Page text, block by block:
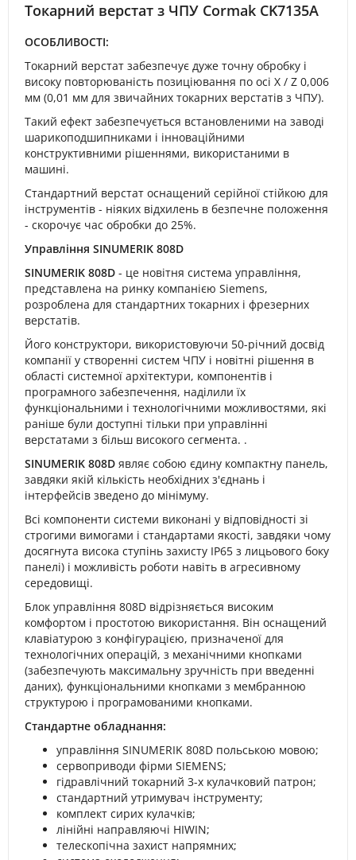
Токарний верстат з ЧПУ Cormak CK7135A
ОСОБЛИВОСТІ:
Токарний верстат забезпечує дуже точну обробку і
високу повторюваність позиціювання по осі X / Z 0,006
мм (0,01 мм для звичайних токарних верстатів з ЧПУ).
Такий ефект забезпечується встановленими на заводі
шарикоподшипниками і інноваційними
конструктивними рішеннями, використаними в
машині.
Стандартний верстат оснащений серійної стійкою для
інструментів - ніяких відхилень в безпечне положення
- скорочує час обробки до 25%.
Управління SINUMERIK 808D
SINUMERIK 808D - це новітня система управління,
представлена на ринку компанією Siemens,
розроблена для стандартних токарних і фрезерних
верстатів.
Його конструктори, використовуючи 50-річний досвід
компанії у створенні систем ЧПУ і новітні рішення в
області системної архітектури, компонентів і
програмного забезпечення, наділили їх
функціональними і технологічними можливостями, які
раніше були доступні тільки при управлінні
верстатами з більш високого сегмента. .
SINUMERIK 808D являє собою єдину компактну панель,
завдяки якій кількість необхідних з'єднань і
інтерфейсів зведено до мінімуму.
Всі компоненти системи виконані у відповідності зі
строгими вимогами і стандартами якості, завдяки чому
досягнута висока ступінь захисту IP65 з лицьового боку
панелі) і можливість роботи навіть в агресивному
середовищі.
Блок управління 808D відрізняється високим
комфортом і простотою використання. Він оснащений
клавіатурою з конфігурацією, призначеної для
технологічних операцій, з механічними кнопками
(забезпечують максимальну зручність при введенні
даних), функціональними кнопками з мембранною
структурою і програмованими кнопками.
Стандартне обладнання:
управління SINUMERIK 808D польською мовою;
сервоприводи фірми SIEMENS;
гідравлічний токарний 3-х кулачковий патрон;
стандартний утримувач інструменту;
комплект сирих кулачків;
лінійні направляючі HIWIN;
телескопічна захист напрямних;